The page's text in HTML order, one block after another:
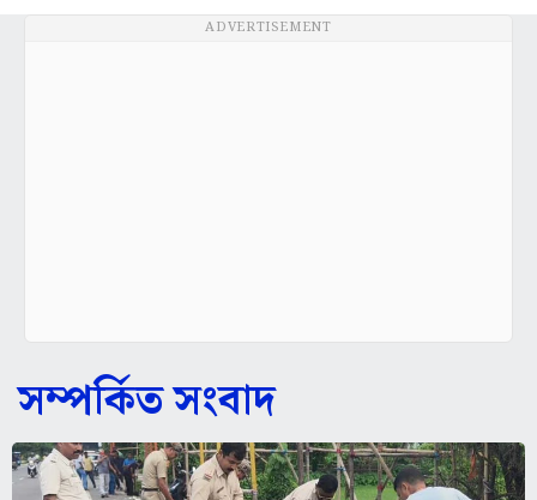
ADVERTISEMENT
সম্পর্কিত সংবাদ